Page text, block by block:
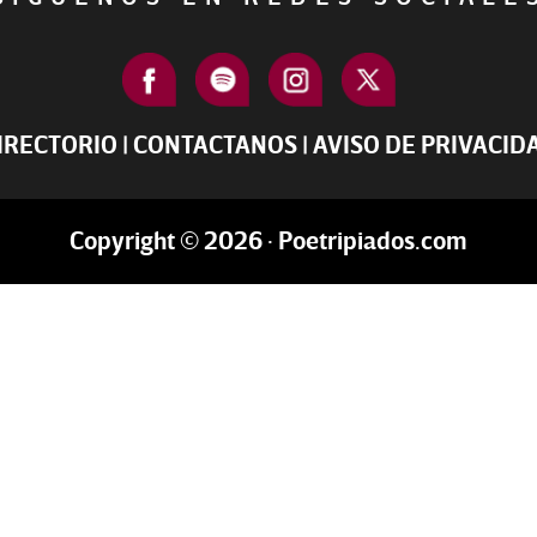
| CONTACTANOS| AVISO DE
Copyright © 2026 · Poetripiados.com